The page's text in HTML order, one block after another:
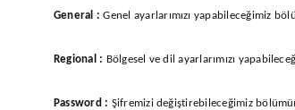
General : Genel ayarlarımızı yapabileceğimiz
Regional : Bölgesel ve dil ayarlarımızı
Password : Şifremizi değiştirebileceğimiz